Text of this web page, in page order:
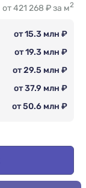
от 421 268 ₽ за м2
от 15.3 млн ₽
от 19.3 млн ₽
от 29.5 млн ₽
от 37.9 млн ₽
от 50.6 млн ₽